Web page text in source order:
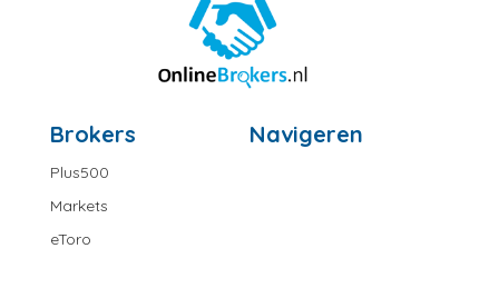
Brokers
Plus500
Markets
eToro
Navigeren